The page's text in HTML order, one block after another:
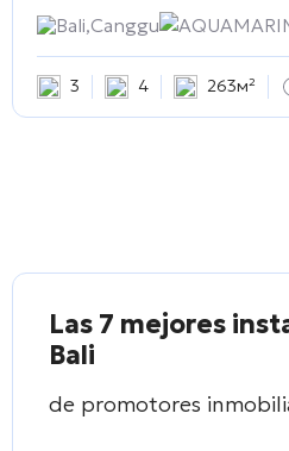
Bali,Canggu
3 4 263м²
Las 7 mejores
Bali
de promotores